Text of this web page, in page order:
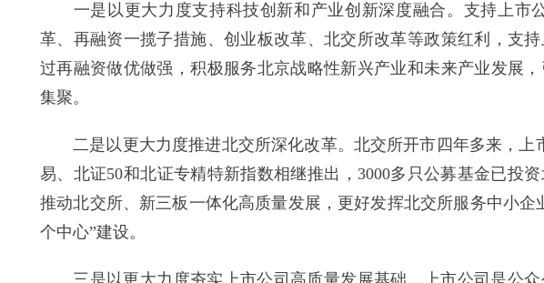
一是以更大力度支持科技创新和产业创新深度融合。支持上市公
革、再融资一揽子措施、创业板改革、北交所改革等政策红利，支
过再融资做优做强，积极服务北京战略性新兴产业和未来产业发展
集聚。
二是以更大力度推进北交所深化改革。北交所开市四年多来，上
易、北证50和北证专精特新指数相继推出，3000多只公募基金已投
推动北交所、新三板一体化高质量发展，更好发挥北交所服务中小企
个中心”建设。
三是以更大力度夯实上市公司高质量发展基础。上市公司是公众